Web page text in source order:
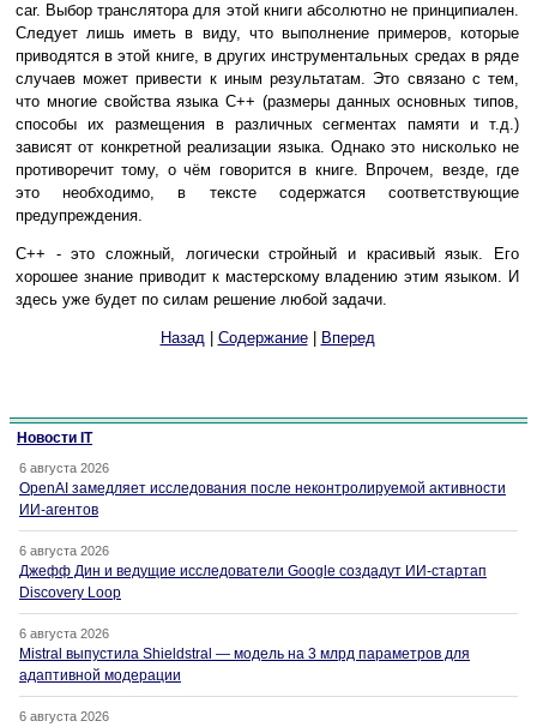
car. Выбор транслятора для этой книги абсолютно не принципиален.
Следует лишь иметь в виду, что выполнение примеров, которые
приводятся в этой книге, в других инструментальных средах в ряде
случаев может привести к иным результатам. Это связано с тем,
что многие свойства языка C++ (размеры данных основных типов,
способы их размещения в различных сегментах памяти и т.д.)
зависят от конкретной реализации языка. Однако это нисколько не
противоречит тому, о чём говорится в книге. Впрочем, везде, где
это необходимо, в тексте содержатся соответствующие
предупреждения.
C++ - это сложный, логически стройный и красивый язык. Его
хорошее знание приводит к мастерскому владению этим языком. И
здесь уже будет по силам решение любой задачи.
Назад| Содержание| Вперед
Новости IT
6 августа 2026
OpenAI замедляет исследования после неконтролируемой активности
ИИ-агентов
6 августа 2026
Джефф Дин и ведущие исследователи Google создадут ИИ-стартап
Discovery Loop
6 августа 2026
Mistral выпустила Shieldstral — модель на 3 млрд параметров для
адаптивной модерации
6 августа 2026